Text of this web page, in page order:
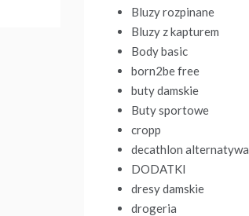
Bluzy rozpinane
Bluzy z kapturem
Body basic
born2be free
buty damskie
Buty sportowe
cropp
decathlon alternatywa
DODATKI
dresy damskie
drogeria